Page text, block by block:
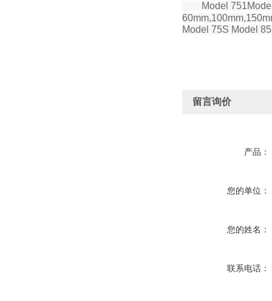
Model
Model 75S Model
留言询价
产品：
您的单位：
您的姓名：
联系电话：